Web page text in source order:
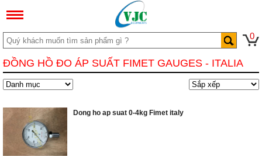
0
ĐỒNG HỒ ĐO ÁP SUẤT FIMET GAUGES - ITALIA
Dong ho ap suat 0-4kg Fimet italy